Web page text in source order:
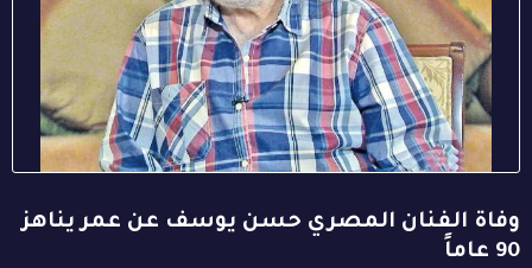
وفاة الفنان المصري حسن يوسف عن عمر يناهز
90 عاماً